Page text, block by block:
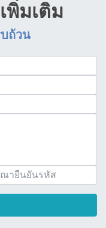
พิ่มเติม
ถ้วน